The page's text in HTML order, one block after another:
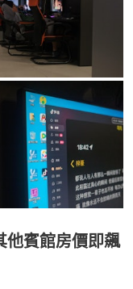
賓館房價即飆